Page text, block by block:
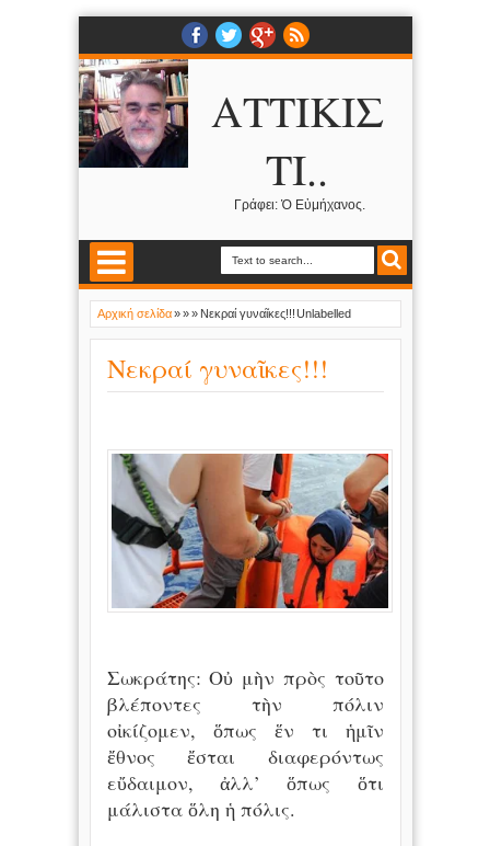
ΑΤΤΙΚΙΣ
ΤΙ..
Γράφει: Ὁ Εὐμήχανος.
Αρχική σελίδα » » Unlabelled
» Νεκραί γυναῖκες!!!
Νεκραί γυναῖκες!!!
Σωκράτης: Οὐ μὴν πρὸς τοῦτο
βλέποντες τὴν πόλιν
οἰκίζομεν, ὅπως ἕν τι ἡμῖν
ἔθνος ἔσται διαφερόντως
εὔδαιμον, ἀλλ’ ὅπως ὅτι
μάλιστα ὅλη ἡ πόλις.